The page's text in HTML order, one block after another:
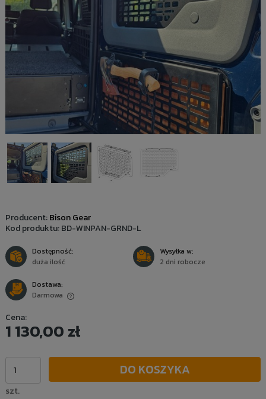
Producent:Bison Gear
Kod produktu:BD-WINPAN-GRND-L
Dostępność:
duża ilość
Wysyłka w:
2 dni robocze
Dostawa:
Darmowa
Cena:
1 130,00 zł
szt.
DO KOSZYKA